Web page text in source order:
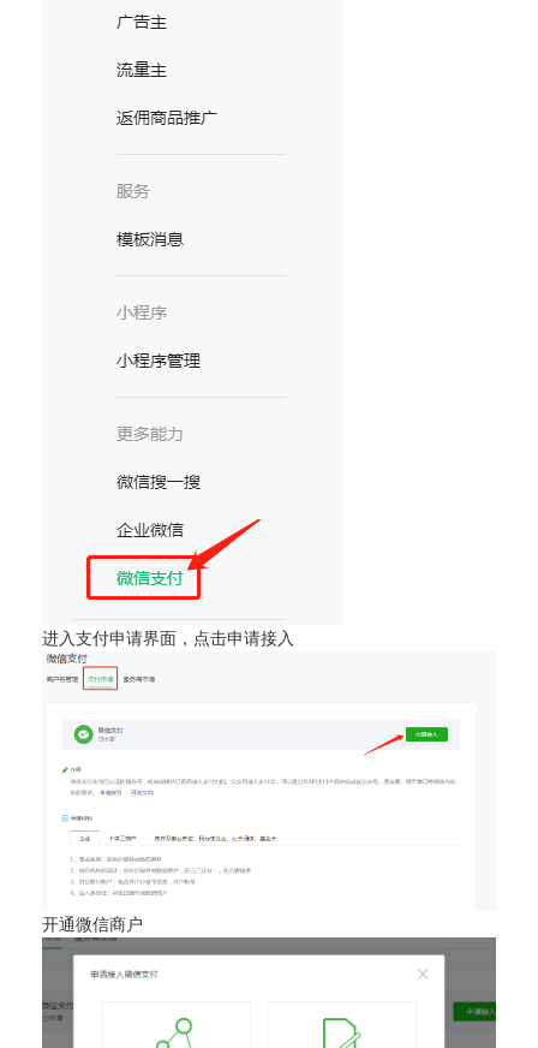
进入支付申请界面，点击申请接入
开通微信商户